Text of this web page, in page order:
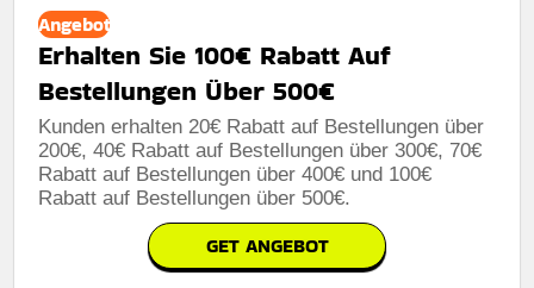
Angebot
Erhalten Sie 100€ Rabatt Auf
Bestellungen Über 500€
Kunden erhalten 20€ Rabatt auf Bestellungen über
200€, 40€ Rabatt auf Bestellungen über 300€, 70€
Rabatt auf Bestellungen über 400€ und 100€
Rabatt auf Bestellungen über 500€.
GET ANGEBOT